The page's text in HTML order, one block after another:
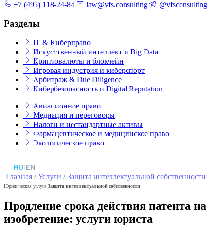
+7 (495) 118-24-84
law@vfs.consulting @vfsconsulting
Разделы
IT & Киберправо
Искусственный интеллект и Big Data
Криптовалюты и блокчейн
Игровая индустрия и киберспорт
Арбитраж & Due Diligence
Кибербезопасность и Digital Reputation
Авиационное право
Медиация и переговоры
Налоги и нестандартные активы
Фармацевтическое и медицинское право
Экологическое право
RU|EN
Главная /Услуги /Защита интеллектуальной собственности
Юридическая услуга Защита интеллектуальной собственности
Продление срока действия патента на
изобретение: услуги юриста